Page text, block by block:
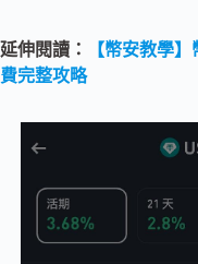
延伸閱讀：
【幣安教學
費完整攻略